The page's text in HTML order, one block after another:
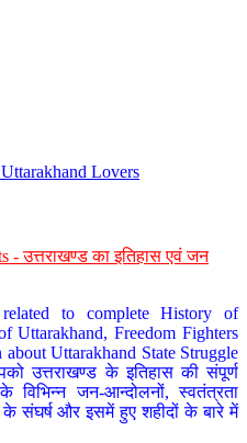
Lovers
उत्तराखण्ड का इतिहास एवं जन
to complete History of
Uttarakhand, Freedom Fighters
Uttarakhand State Struggle
उत्तराखण्ड के इतिहास की संपूर्ण
विभिन्न जन-आन्दोलनों, स्वतंत्रता
के संघर्ष और इसमें हुए शहीदों के बारे में